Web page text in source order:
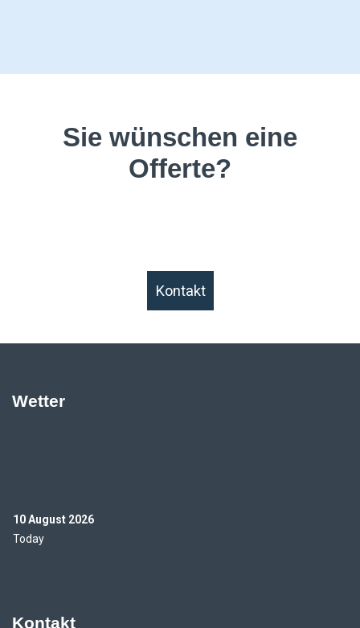
Sie wünschen eine
Offerte?
Kontakt
Wetter
10 August 2026
Today
Kontakt